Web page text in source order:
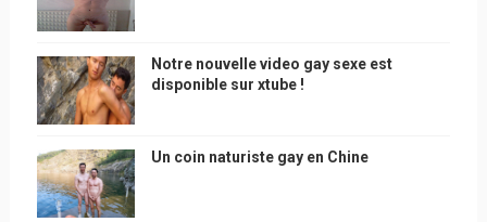
Notre nouvelle video gay sexe est
disponible sur xtube !
Un coin naturiste gay en Chine